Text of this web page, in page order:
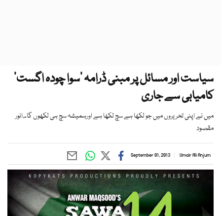
سیاست اور مسائل پر مبنی ڈرامہ ’سوا چودہ اگست‘
کامیابی سے جاری
میں نے اپنی تحریروں میں جو لکھا ہے سچ لکھا ہے اورہمیشہ سچ ہی لکھوں گا۔،انور
مقصود
Umair Ali Anjum
September 01, 2013